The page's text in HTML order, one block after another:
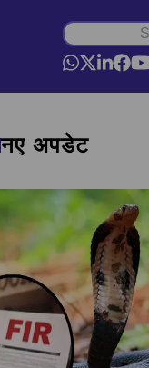
नए अपडेट